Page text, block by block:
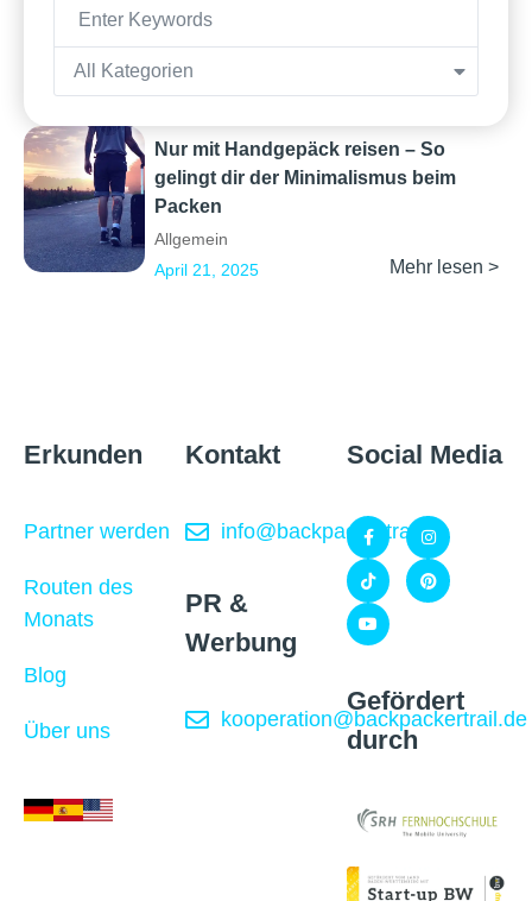
All Kategorien
Nur mit Handgepäck reisen – So
gelingt dir der Minimalismus beim
Packen
Allgemein
April 21, 2025
Mehr lesen >
Erkunden
Partner werden
Routen des
Monats
Blog
Über uns
Kontakt
info@backpackertrail.de
PR &
Werbung
kooperation@backpackertrail.de
Social Media
Gefördert
durch